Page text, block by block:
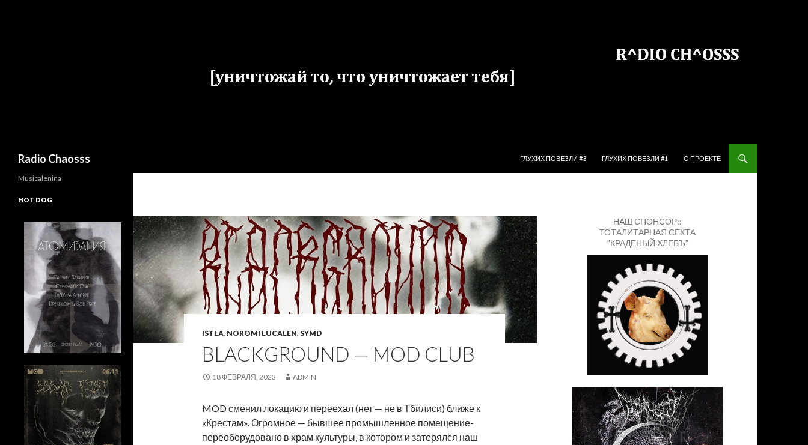
Radio Chaosss
ГЛУХИХ ПОВЕЗЛИ #3
ГЛУХИХ ПОВЕЗЛИ #1 О ПРОЕКТЕ
ISTLA, NOROMI LUCALEN, SYMD
BLACKGROUND — MOD CLUB
18 ФЕВРАЛЯ, 2023 ADMIN
MOD сменил локацию и переехал (нет — не в Тбилиси) ближе к
«Крестам». Огромное — бывшее промышленное помещение-
переоборудовано в храм культуры, в котором и затерялся наш
НАШ СПОНСОР::
ТОТАЛИТАРНАЯ СЕКТА
"КРАДЕНЫЙ ХЛЕБЪ"
Musicalenina
HOT DOG